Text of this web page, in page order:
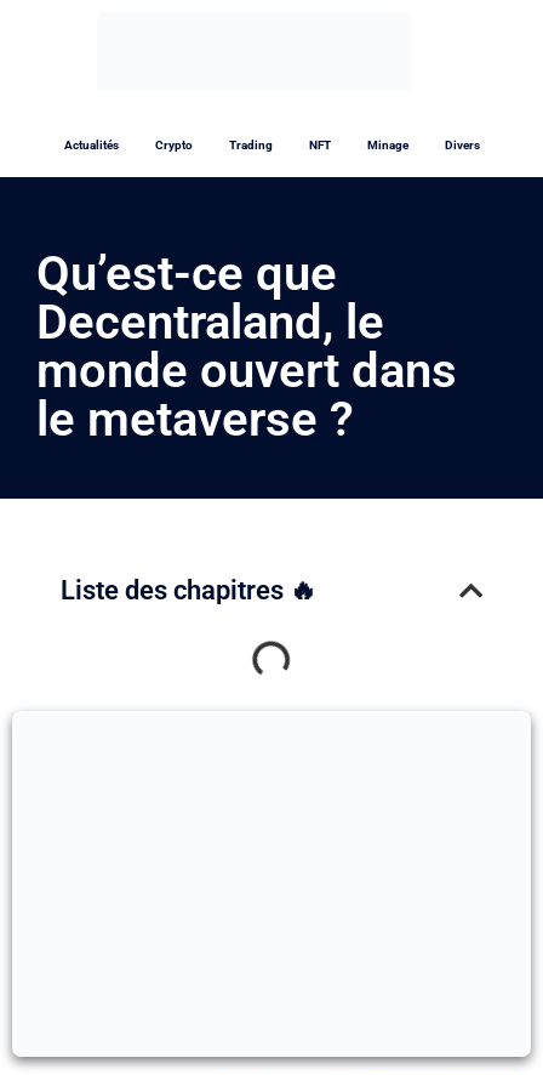
Actualités Crypto Trading NFT Minage Divers
Qu’est-ce que
Decentraland, le
monde ouvert dans
le metaverse ?
Liste des chapitres 🔥